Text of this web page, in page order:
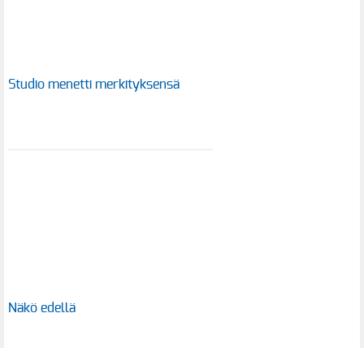
Studio menetti merkityksensä
Näkö edellä